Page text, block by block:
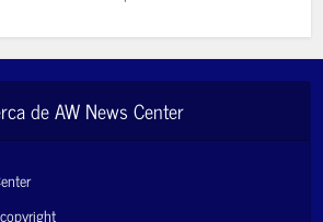
de AW News Center